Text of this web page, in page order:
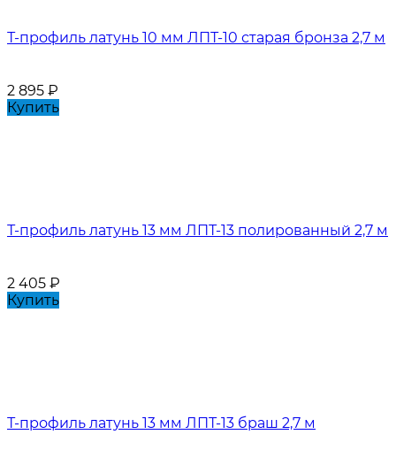
Т-профиль латунь 10 мм ЛПТ-10 старая бронза 2,7 м
2 895 ₽
Купить
Т-профиль латунь 13 мм ЛПТ-13 полированный 2,7 м
2 405 ₽
Купить
Т-профиль латунь 13 мм ЛПТ-13 браш 2,7 м